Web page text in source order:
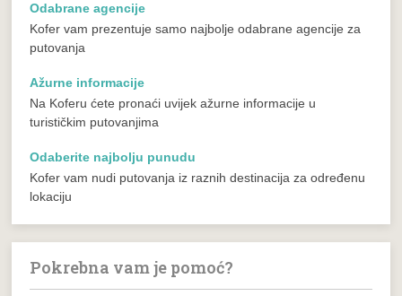
Odabrane agencije
Kofer vam prezentuje samo najbolje odabrane agencije za
putovanja
Ažurne informacije
Na Koferu ćete pronaći uvijek ažurne informacije u
turističkim putovanjima
Odaberite najbolju punudu
Kofer vam nudi putovanja iz raznih destinacija za određenu
lokaciju
Pokrebna vam je pomoć?